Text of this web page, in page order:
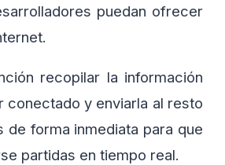
puedan ofrecer
recopilar la información
conectado y enviarla al resto
de forma inmediata para que
partidas en tiempo real.